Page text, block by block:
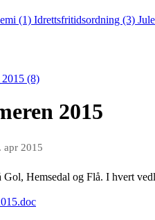
(1) Idrettsfritidsordning (3)
2015 (8)
2015
apr 2015
Hemsedal og Flå. I hvert